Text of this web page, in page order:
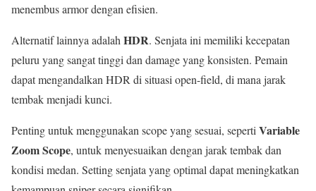
menembus armor dengan efisien.
Alternatif lainnya adalahHDR. Senjata ini memiliki kecepatan
peluru yang sangat tinggi dan damage yang konsisten. Pemain
dapat mengandalkan HDR di situasi open-field, di mana jarak
tembak menjadi kunci.
Penting untuk menggunakan scope yang sesuai, sepertiVariable
Zoom Scope, untuk menyesuaikan dengan jarak tembak dan
kondisi medan. Setting senjata yang optimal dapat meningkatkan